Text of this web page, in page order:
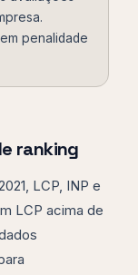
penalidade
ranking
LCP, INP e
LCP acima de